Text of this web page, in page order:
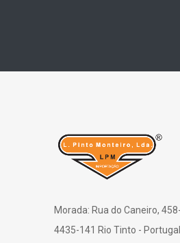
Morada: Rua do Caneiro,
4435-141 Rio Tinto - Portugal